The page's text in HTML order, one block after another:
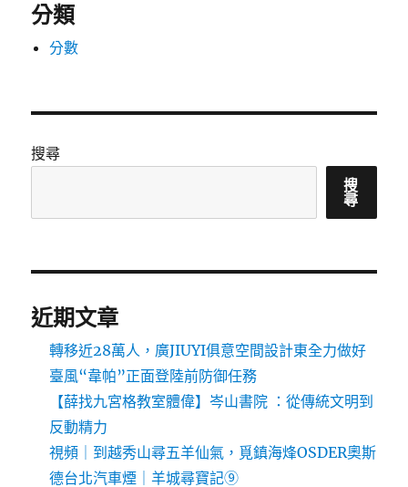
分類
分數
搜尋
搜
尋
近期文章
轉移近28萬人，廣JIUYI俱意空間設計東全力做好
臺風“韋帕”正面登陸前防御任務
【薛找九宮格教室體偉】岑山書院 ：從傳統文明到
反動精力
視頻｜到越秀山尋五羊仙氣，覓鎮海烽OSDER奧斯
德台北汽車煙｜羊城尋寶記⑨